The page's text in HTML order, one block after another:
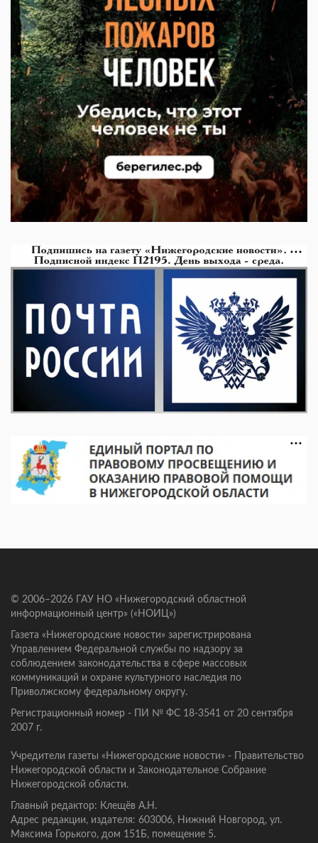
© 2006–2026 ГАУ НО «Нижегородский областной
информационный центр» («НОИЦ»)
Газета «Нижегородские новости» зарегистрирована
Управлением Федеральной службы по надзору за
соблюдением законодательства в сфере массовых
коммуникаций и охране культурного наследия по
Приволжскому федеральному округу.
Регистрационный номер - ПИ № ФС 18-3541 от 20 сентября
2007 г.
Учредители газеты «Нижегородские новости» - Правительство
Нижегородской области и Законодательное Собрание
Нижегородской области.
Главный редактор: Клещёв А.Н.
Адрес редакции, издателя: 603006, Нижний Новгород, ул.
Максима Горького, дом 151Б, помещение 5.